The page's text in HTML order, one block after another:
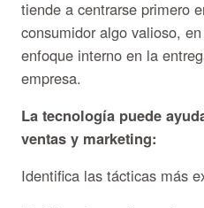
tiende a centrarse primero
consumidor algo valioso,
enfoque interno en la
empresa.
La tecnología puede
ventas y marketing:
Identifica las tácticas más